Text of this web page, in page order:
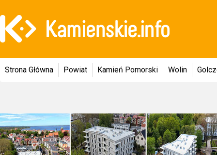
Strona Główna Powiat Kamień Pomorski Wolin